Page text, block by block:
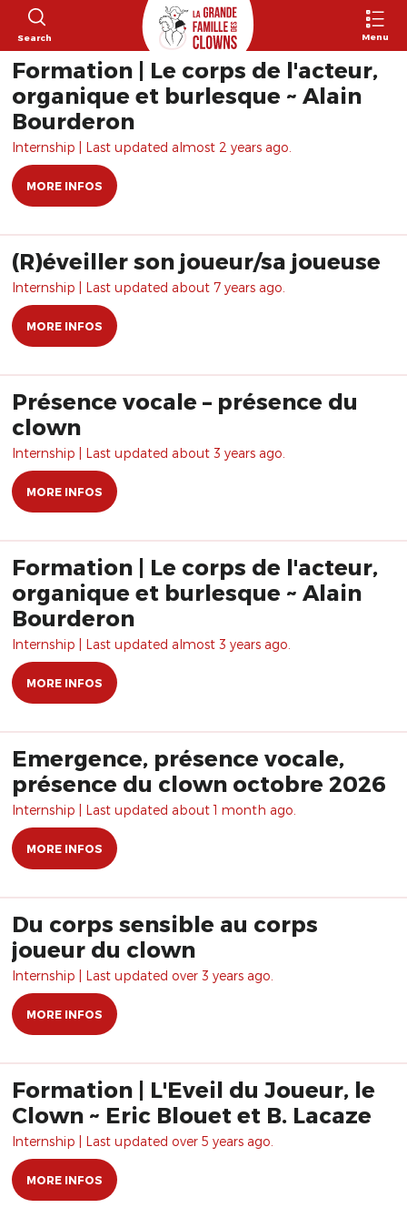
Search Menu
Formation | Le corps de l'acteur,
organique et burlesque ~ Alain
Bourderon
Internship | Last updated almost 2 years ago.
MORE INFOS
(R)éveiller son joueur/sa joueuse
Internship | Last updated about 7 years ago.
MORE INFOS
Présence vocale – présence du
clown
Internship | Last updated about 3 years ago.
MORE INFOS
Formation | Le corps de l'acteur,
organique et burlesque ~ Alain
Bourderon
Internship | Last updated almost 3 years ago.
MORE INFOS
Emergence, présence vocale,
présence du clown octobre 2026
Internship | Last updated about 1 month ago.
MORE INFOS
Du corps sensible au corps
joueur du clown
Internship | Last updated over 3 years ago.
MORE INFOS
Formation | L'Eveil du Joueur, le
Clown ~ Eric Blouet et B. Lacaze
Internship | Last updated over 5 years ago.
MORE INFOS